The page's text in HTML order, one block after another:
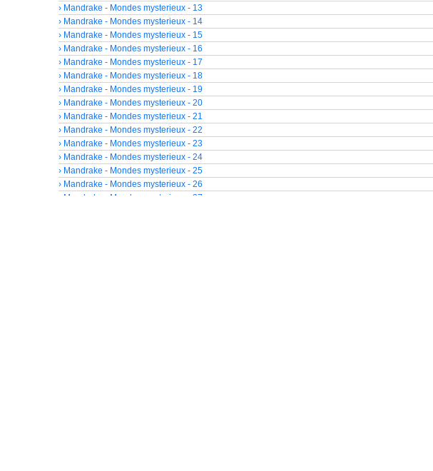
› Mandrake - Mondes mysterieux - 13
› Mandrake - Mondes mysterieux - 14
› Mandrake - Mondes mysterieux - 15
› Mandrake - Mondes mysterieux - 16
› Mandrake - Mondes mysterieux - 17
› Mandrake - Mondes mysterieux - 18
› Mandrake - Mondes mysterieux - 19
› Mandrake - Mondes mysterieux - 20
› Mandrake - Mondes mysterieux - 21
› Mandrake - Mondes mysterieux - 22
› Mandrake - Mondes mysterieux - 23
› Mandrake - Mondes mysterieux - 24
› Mandrake - Mondes mysterieux - 25
› Mandrake - Mondes mysterieux - 26
› Mandrake - Mondes mysterieux - 27